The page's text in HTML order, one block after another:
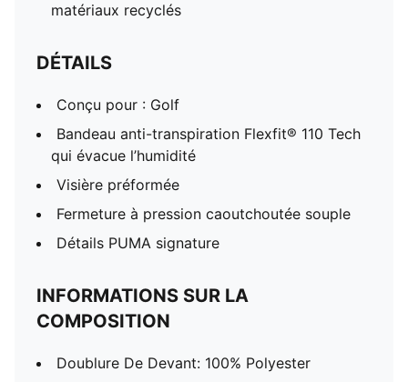
matériaux recyclés
DÉTAILS
Conçu pour : Golf
Bandeau anti-transpiration Flexfit® 110 Tech
qui évacue l’humidité
Visière préformée
Fermeture à pression caoutchoutée souple
Détails PUMA signature
INFORMATIONS SUR LA
COMPOSITION
Doublure De Devant: 100% Polyester